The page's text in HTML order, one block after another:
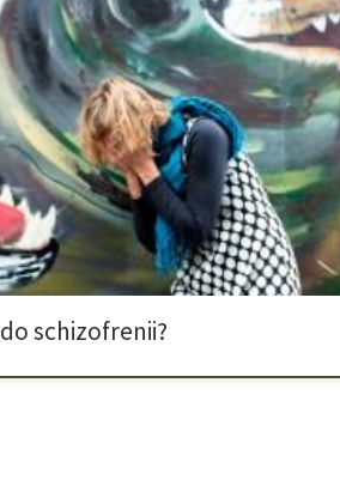
w zależności od konsumenta i sytuacji
wiadomo, każdy człowiek jest inny. Uczucie
Ale czy cannabis może być przyczyną
rozpoznawczym psychozy są
albo śledzonym. […]
schizofrenii?